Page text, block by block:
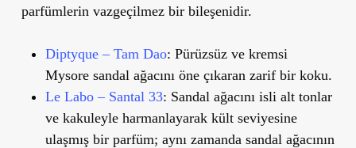
parfümlerin vazgeçilmez bir bileşenidir.
Diptyque – Tam Dao: Pürüzsüz ve kremsi
Mysore sandal ağacını öne çıkaran zarif bir koku.
Le Labo – Santal 33: Sandal ağacını isli alt tonlar
ve kakuleyle harmanlayarak kült seviyesine
ulaşmış bir parfüm; aynı zamanda sandal ağacının